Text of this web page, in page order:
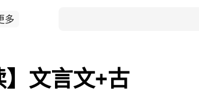
多
文言文+古